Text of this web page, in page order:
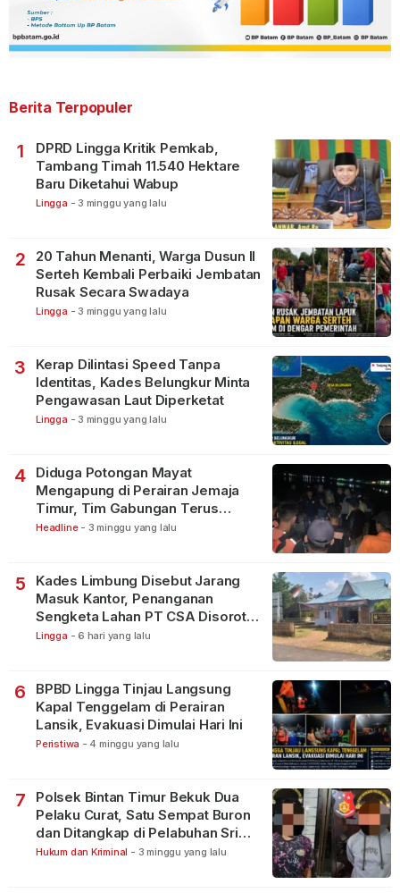
Berita Terpopuler
1
DPRD Lingga Kritik Pemkab,
Tambang Timah 11.540 Hektare
Baru Diketahui Wabup
Lingga - 3 minggu yang lalu
2
20 Tahun Menanti, Warga Dusun II
Serteh Kembali Perbaiki Jembatan
Rusak Secara Swadaya
Lingga - 3 minggu yang lalu
3
Kerap Dilintasi Speed Tanpa
Identitas, Kades Belungkur Minta
Pengawasan Laut Diperketat
Lingga - 3 minggu yang lalu
4
Diduga Potongan Mayat
Mengapung di Perairan Jemaja
Timur, Tim Gabungan Terus
Lakukan Pencarian
Headline - 3 minggu yang lalu
5
Kades Limbung Disebut Jarang
Masuk Kantor, Penanganan
Sengketa Lahan PT CSA Disorot
Warga
Lingga - 6 hari yang lalu
6
BPBD Lingga Tinjau Langsung
Kapal Tenggelam di Perairan
Lansik, Evakuasi Dimulai Hari Ini
Peristiwa - 4 minggu yang lalu
7
Polsek Bintan Timur Bekuk Dua
Pelaku Curat, Satu Sempat Buron
dan Ditangkap di Pelabuhan Sri
Bintan Pura
Hukum dan Kriminal - 3 minggu yang lalu